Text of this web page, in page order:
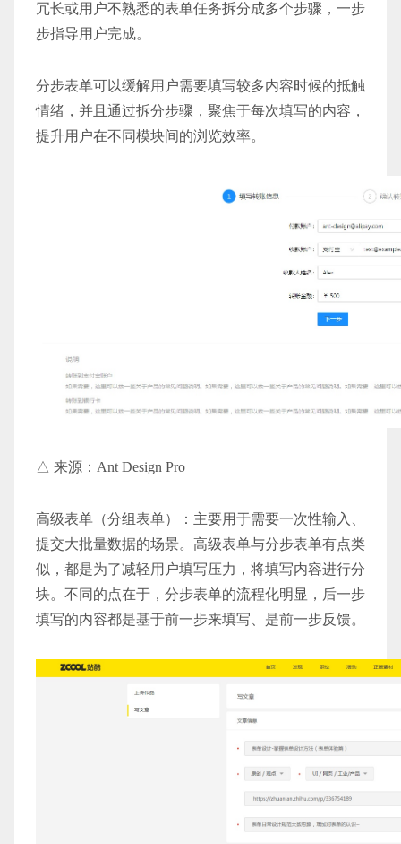
冗长或用户不熟悉的表单任务拆分成多个步骤，一步
步指导用户完成。
分步表单可以缓解用户需要填写较多内容时候的抵触
情绪，并且通过拆分步骤，聚焦于每次填写的内容，
提升用户在不同模块间的浏览效率。
△ 来源：Ant Design Pro
高级表单（分组表单）：主要用于需要一次性输入、
提交大批量数据的场景。高级表单与分步表单有点类
似，都是为了减轻用户填写压力，将填写内容进行分
块。不同的点在于，分步表单的流程化明显，后一步
填写的内容都是基于前一步来填写、是前一步反馈。